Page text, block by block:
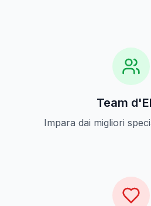
Team
Impara dai migliori